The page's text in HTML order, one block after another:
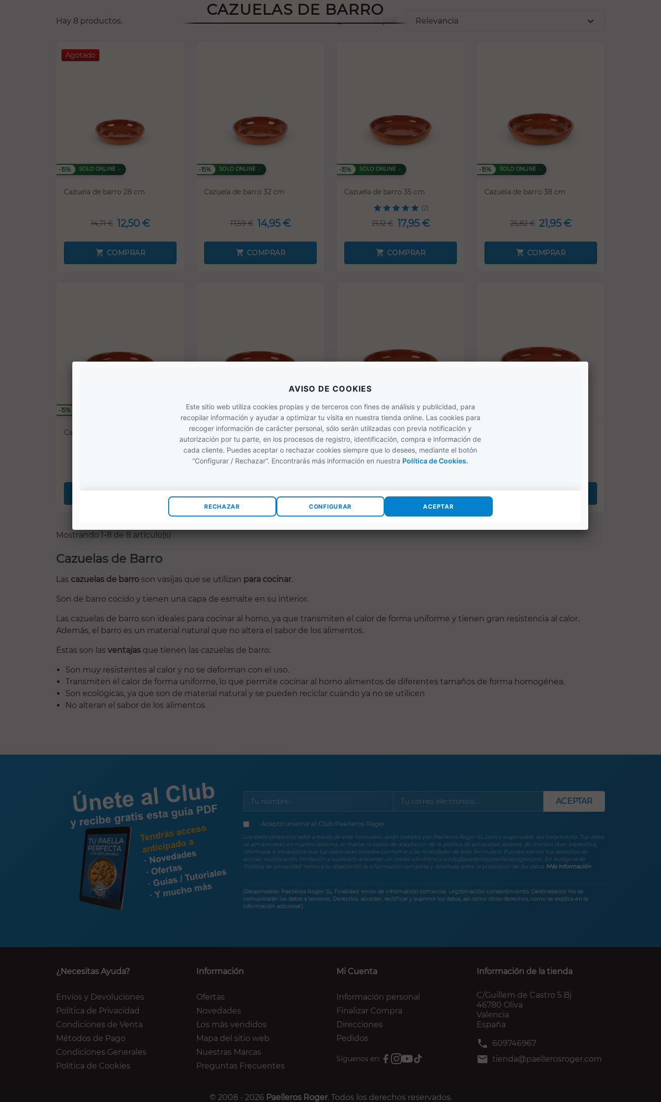
CAZUELAS DE BARRO
Hay 8 productos. sortOrdenar por: Relevancia expand_more
Agotado
-15% SOLO ONLINE
Cazuela de barro 28 cm
14,71 € 12,50 €
COMPRAR
-15% SOLO ONLINE
Cazuela de barro 32 cm
17,59 € 14,95 €
COMPRAR
-15% SOLO ONLINE
Cazuela de barro 35 cm
(2)
21,12 € 17,95 €
COMPRAR
-15% SOLO ONLINE
Cazuela de barro 38 cm
25,82 € 21,95 €
COMPRAR
-15%
Cazuela de barro 40 cm
-15% SOLO ONLINE
Cazuela de barro 42 cm
(1)
38,76 € 32,95 €
-20% SOLO ONLINE
Cazuela de barro 46 cm
47,44 € 37,95 €
Mostrando 1-8 de 8 artículo(s)
Cazuelas de Barro
Las cazuelas de barro son vasijas que se utilizan para cocinar.
Son de barro cocido y tienen una capa de esmalte en su interior.
Las cazuelas de barro son ideales para cocinar al horno, ya que transmiten el calor de forma uniforme y tienen gran resistencia al calor.
Además, el barro es un material natural que no altera el sabor de los alimentos.
Éstas son las ventajas que tienen las cazuelas de barro:
Son muy resistentes al calor y no se deforman con el uso.
Transmiten el calor de forma uniforme, lo que permite cocinar al horno alimentos de diferentes tamaños de forma homogénea.
Son ecológicas, ya que son de material natural y se pueden reciclar cuando ya no se utilicen
No alteran el sabor de los alimentos
ACEPTAR
Acepto unirme al Club Paelleros Roger
Los datos proporcionados a través de este formulario serán tratados por Paelleros Roger SL como responsable del tratamiento. Tus datos
se almacenarán en nuestro sistema. Al marcar la casilla de aceptación de la política de privacidad, aceptas, de manera libre, específica,
informada e inequívoca que tus datos sean tratados conforme a las finalidades de este formulario. Puedes ejercer tus derechos de
acceso, rectificación, limitación y supresión enviando un correo electrónico a info@paellerosypaellerasroger.com. En la página de
'Política de privacidad' tienes a tu disposición la información completa y detallada sobre la protección de los datos. Más Información
(Responsable: Paelleros Roger SL. Finalidad: envío de información comercial. Legitimación: consentimiento. Destinatarios: No se
comunicarán los datos a terceros. Derechos: acceder, rectificar y suprimir los datos, así como otros derechos, como se explica en la
información adicional.)
¿Necesitas Ayuda?
Envíos y Devoluciones
Política de Privacidad
Condiciones de Venta
Métodos de Pago
Condiciones Generales
Política de Cookies
Información
Ofertas
Novedades
Los más vendidos
Mapa del sitio web
Nuestras Marcas
Preguntas Frecuentes
Mi Cuenta
Información personal
Finalizar Compra
Direcciones
Pedidos
Síguenos en:
Información de la tienda
C/Guillem de Castro 5 Bj
46780 Oliva
Valencia
España
phone 609746967
mail tienda@paellerosroger.com
© 2008 - 2026 Paelleros Roger. Todos los derechos reservados.